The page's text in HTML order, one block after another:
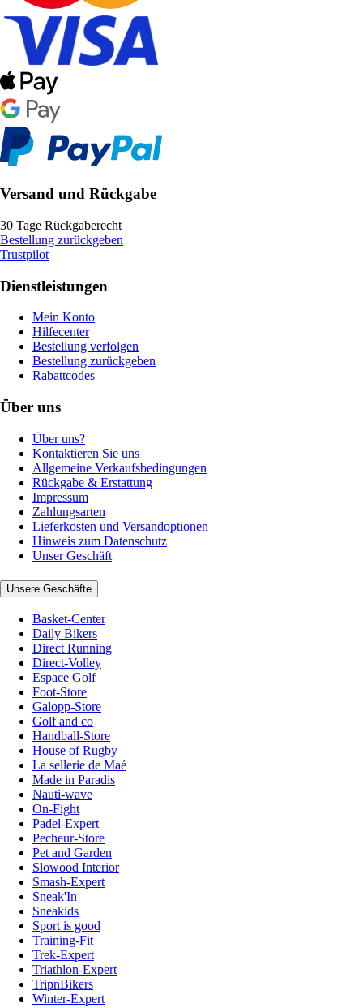
Versand und Rückgabe
30 Tage Rückgaberecht
Bestellung zurückgeben
Trustpilot
Dienstleistungen
Mein Konto
Hilfecenter
Bestellung verfolgen
Bestellung zurückgeben
Rabattcodes
Über uns
Über uns?
Kontaktieren Sie uns
Allgemeine Verkaufsbedingungen
Rückgabe & Erstattung
Impressum
Zahlungsarten
Lieferkosten und Versandoptionen
Hinweis zum Datenschutz
Unser Geschäft
Unsere Geschäfte
Basket-Center
Daily Bikers
Direct Running
Direct-Volley
Espace Golf
Foot-Store
Galopp-Store
Golf and co
Handball-Store
House of Rugby
La sellerie de Maé
Made in Paradis
Nauti-wave
On-Fight
Padel-Expert
Pecheur-Store
Pet and Garden
Slowood Interior
Smash-Expert
Sneak'In
Sneakids
Sport is good
Training-Fit
Trek-Expert
Triathlon-Expert
TripnBikers
Winter-Expert